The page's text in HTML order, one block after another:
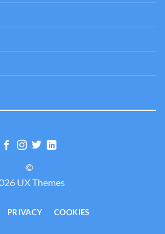
©
UX Themes
PRIVACY COOKIES